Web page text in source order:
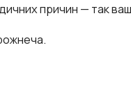
причин — так